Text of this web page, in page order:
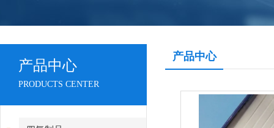
产品中心
PRODUCTS CENTER
产品中心